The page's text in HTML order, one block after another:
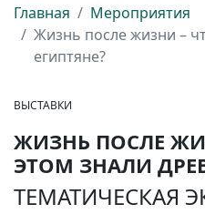
Главная
Мероприятия
Жизнь после жизни –
египтяне?
ВЫСТАВКИ
ЖИЗНЬ ПОСЛЕ
ЭТОМ ЗНАЛИ
ТЕМАТИЧЕСКАЯ